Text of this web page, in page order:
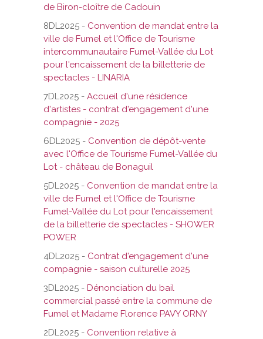
de Biron-cloître de Cadouin
8DL2025 - Convention de mandat entre la
ville de Fumel et l'Office de Tourisme
intercommunautaire Fumel-Vallée du Lot
pour l'encaissement de la billetterie de
spectacles - LINARIA
7DL2025 - Accueil d'une résidence
d'artistes - contrat d'engagement d'une
compagnie - 2025
6DL2025 - Convention de dépôt-vente
avec l'Office de Tourisme Fumel-Vallée du
Lot - château de Bonaguil
5DL2025 - Convention de mandat entre la
ville de Fumel et l'Office de Tourisme
Fumel-Vallée du Lot pour l'encaissement
de la billetterie de spectacles - SHOWER
POWER
4DL2025 - Contrat d'engagement d'une
compagnie - saison culturelle 2025
3DL2025 - Dénonciation du bail
commercial passé entre la commune de
Fumel et Madame Florence PAVY ORNY
2DL2025 - Convention relative à